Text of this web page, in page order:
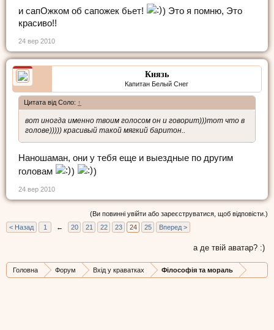
и сапОжком об сапожек бьет!
) Это я помню, Это
красиво!!
24 вер 2010
Князь
Капитан Белый Снег
Цитата від Соло: ↑
вот иногда именно твоим голосом он и говорит)))тот что в
голове))))) красивый такой мягкий баритон..
Наношаман, они у тебя еще и выездные по другим
головам
) )
24 вер 2010
(Ви повинні увійти або зареєструватися, щоб відповісти.)
< Назад
1 ← 20 21 22 23 24 25 Вперед >
а де твій аватар? :)
Головна Форум Вхід у краватках Філософія та мораль